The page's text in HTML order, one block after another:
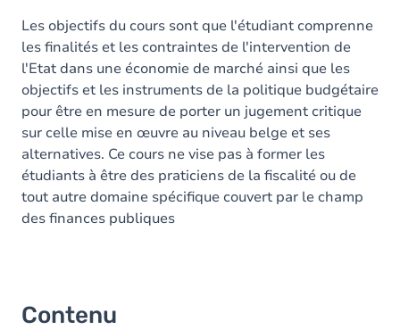
Table des matières
Les objectifs du cours sont que l'étudiant comprenne
les finalités et les contraintes de l'intervention de
l'Etat dans une économie de marché ainsi que les
objectifs et les instruments de la politique budgétaire
pour être en mesure de porter un jugement critique
sur celle mise en œuvre au niveau belge et ses
alternatives. Ce cours ne vise pas à former les
étudiants à être des praticiens de la fiscalité ou de
tout autre domaine spécifique couvert par le champ
des finances publiques
Contenu